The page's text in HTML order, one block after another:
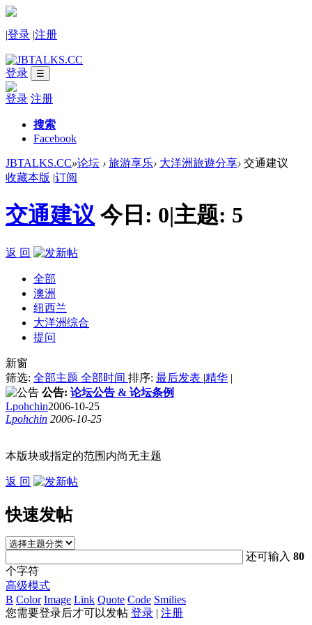
|登录 |注册
登录 ☰
登录 注册
搜索
Facebook
JBTALKS.CC»论坛 › 旅游享乐› 大洋洲旅遊分享› 交通建议
收藏本版 |订阅
交通建议 今日: 0|主题: 5
返 回
全部
澳洲
纽西兰
大洋洲综合
提问
新窗
筛选: 全部主题 全部时间 排序: 最后发表 |精华 |
公告: 论坛公告 & 论坛条例
Lpohchin2006-10-25
Lpohchin 2006-10-25
本版块或指定的范围内尚无主题
返 回
快速发帖
还可输入80
个字符
高级模式
B Color Image Link Quote Code Smilies
您需要登录后才可以发帖 登录 | 注册